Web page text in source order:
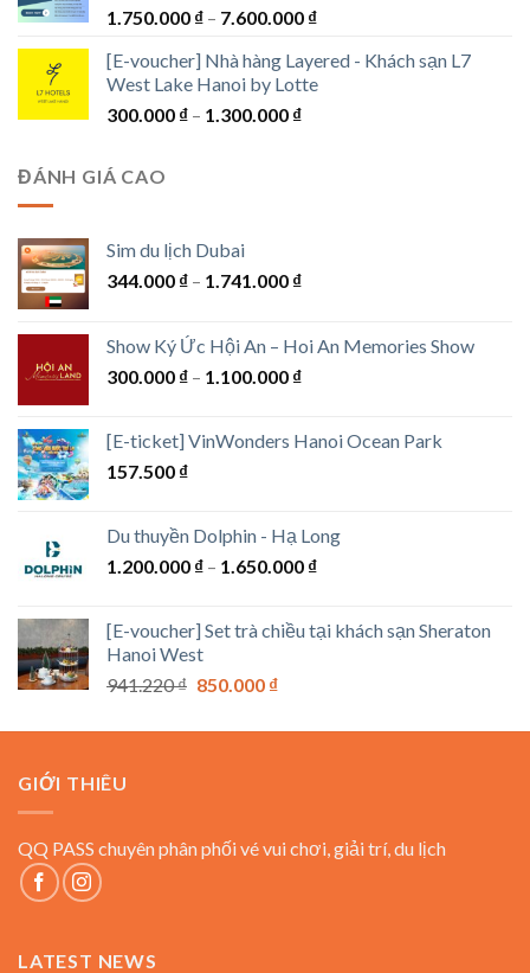
1.550.000 ₫
1.750.000 ₫ – 7.600.000 ₫Khoảng
từ
1.750.000 ₫
[E-voucher] Nhà hàng Layered - Khách sạn L7
West Lake Hanoi by Lotte
300.000 ₫ – 1.300.000 ₫Khoảng
ĐÁNH GIÁ CAO
Sim du lịch Dubai
344.000 ₫ – 1.741.000 ₫Khoảng
344.000 ₫
đến
Show Ký Ức Hội An – Hoi An Memories Show
300.000 ₫ – 1.100.000 ₫Khoảng
300.000 ₫
[E-ticket] VinWonders Hanoi Ocean Park
157.500 ₫
Du thuyền Dolphin - Hạ Long
1.200.000 ₫ – 1.650.000 ₫Khoảng
1.200.000 ₫
[E-voucher] Set trà chiều tại khách sạn Sheraton
Hanoi West
941.220₫ Giá
là:
850.000 ₫Giá
tại
GIỚI THIÊU
QQ PASS chuyên phân phối vé vui chơi, giải trí, du lịch
LATEST NEWS